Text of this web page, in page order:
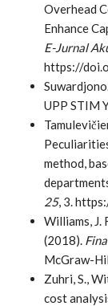
Overhead
Enhance
E-Jurnal
https://
UPP STIM
method,
25, 3.
Williams, J.
(2018).
McGraw-
Zuhri, S.,
cost